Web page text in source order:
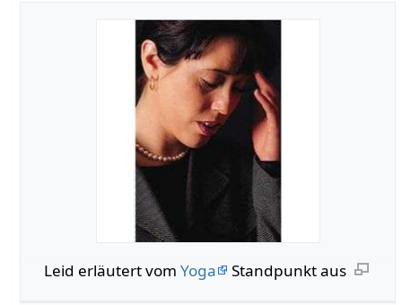
Leid erläutert vom Yoga Standpunkt aus